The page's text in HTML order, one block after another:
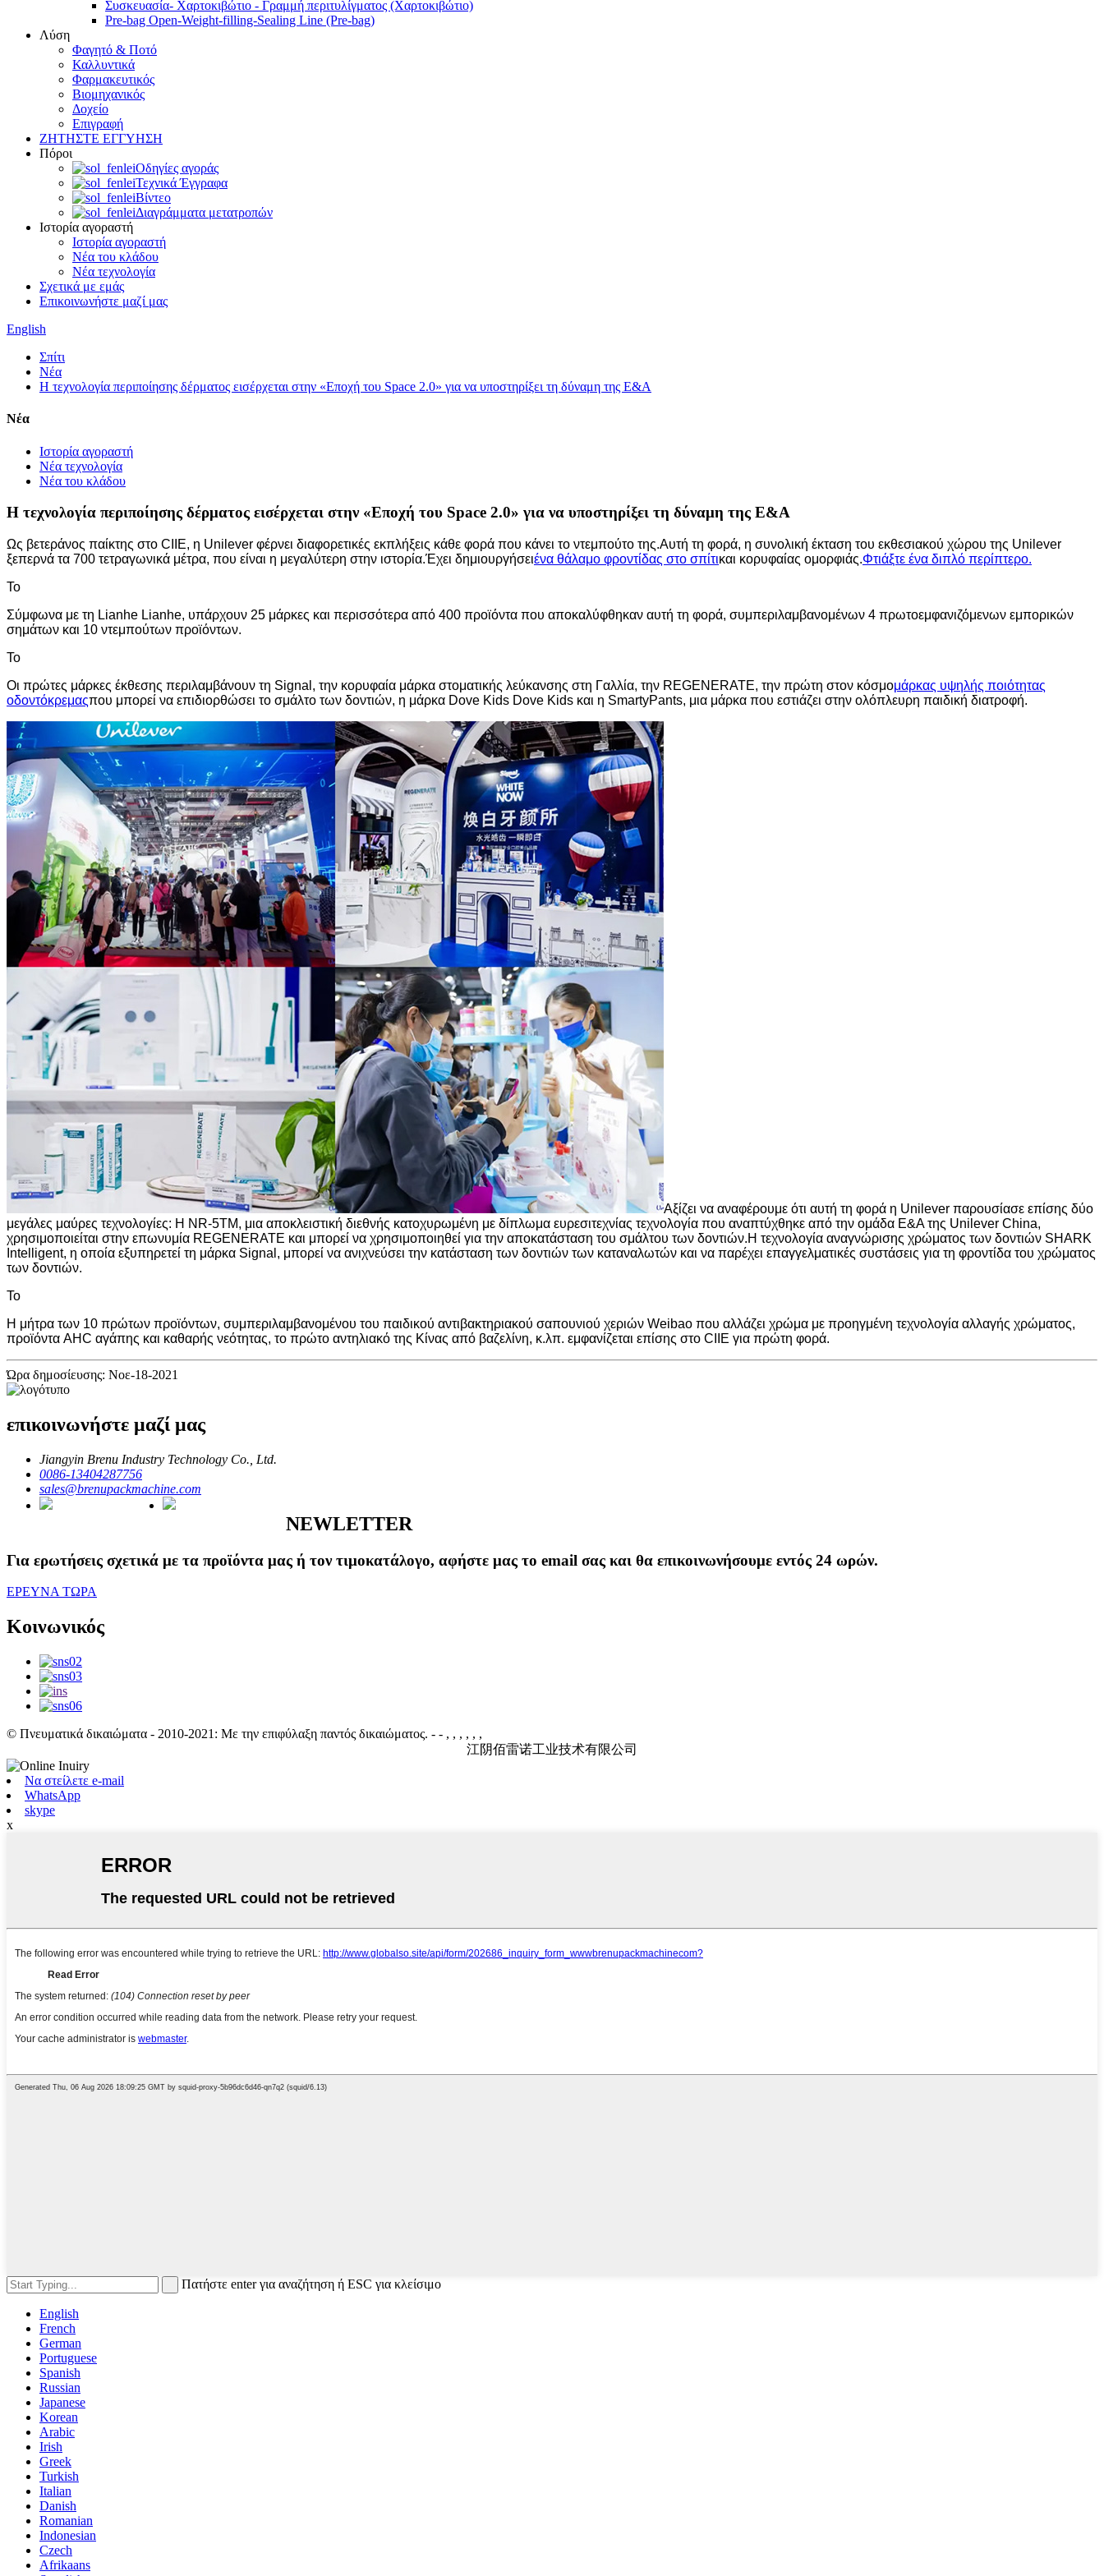
Συσκευασία- Χαρτοκιβώτιο - Γραμμή περιτυλίγματος (Χαρτοκιβώτιο)
Pre-bag Open-Weight-filling-Sealing Line (Pre-bag)
Λύση
Φαγητό & Ποτό
Καλλυντικά
Φαρμακευτικός
Βιομηχανικός
Δοχείο
Επιγραφή
ΖΗΤΗΣΤΕ ΕΓΓΥΗΣΗ
Πόροι
Οδηγίες αγοράς
Τεχνικά Έγγραφα
Βίντεο
Διαγράμματα μετατροπών
Ιστορία αγοραστή
Ιστορία αγοραστή
Νέα του κλάδου
Νέα τεχνολογία
Σχετικά με εμάς
Επικοινωνήστε μαζί μας
English
Σπίτι
Νέα
Η τεχνολογία περιποίησης δέρματος εισέρχεται στην «Εποχή του Space 2.0» για να υποστηρίξει τη δύναμη της Ε&Α
Νέα
Ιστορία αγοραστή
Νέα τεχνολογία
Νέα του κλάδου
Η τεχνολογία περιποίησης δέρματος εισέρχεται στην «Εποχή του Space 2.0» για να υποστηρίξει τη δύναμη της Ε&Α
Ως βετεράνος παίκτης στο CIIE, η Unilever φέρνει διαφορετικές εκπλήξεις κάθε φορά που κάνει το ντεμπούτο της.Αυτή τη φορά, η συνολική έκταση του εκθεσιακού χώρου της Unilever
ξεπερνά τα 700 τετραγωνικά μέτρα, που είναι η μεγαλύτερη στην ιστορία.Έχει δημιουργήσειένα θάλαμο φροντίδας στο σπίτικαι κορυφαίας ομορφιάς.Φτιάξτε ένα διπλό περίπτερο.
To
Σύμφωνα με τη Lianhe Lianhe, υπάρχουν 25 μάρκες και περισσότερα από 400 προϊόντα που αποκαλύφθηκαν αυτή τη φορά, συμπεριλαμβανομένων 4 πρωτοεμφανιζόμενων εμπορικών
σημάτων και 10 ντεμπούτων προϊόντων.
To
Οι πρώτες μάρκες έκθεσης περιλαμβάνουν τη Signal, την κορυφαία μάρκα στοματικής λεύκανσης στη Γαλλία, την REGENERATE, την πρώτη στον κόσμομάρκας υψηλής ποιότητας
οδοντόκρεμαςπου μπορεί να επιδιορθώσει το σμάλτο των δοντιών, η μάρκα Dove Kids Dove Kids και η SmartyPants, μια μάρκα που εστιάζει στην ολόπλευρη παιδική διατροφή.
Αξίζει να αναφέρουμε ότι αυτή τη φορά η Unilever παρουσίασε επίσης δύο
μεγάλες μαύρες τεχνολογίες: Η NR-5TM, μια αποκλειστική διεθνής κατοχυρωμένη με δίπλωμα ευρεσιτεχνίας τεχνολογία που αναπτύχθηκε από την ομάδα Ε&Α της Unilever China,
χρησιμοποιείται στην επωνυμία REGENERATE και μπορεί να χρησιμοποιηθεί για την αποκατάσταση του σμάλτου των δοντιών.Η τεχνολογία αναγνώρισης χρώματος των δοντιών SHARK
Intelligent, η οποία εξυπηρετεί τη μάρκα Signal, μπορεί να ανιχνεύσει την κατάσταση των δοντιών των καταναλωτών και να παρέχει επαγγελματικές συστάσεις για τη φροντίδα του χρώματος
των δοντιών.
To
Η μήτρα των 10 πρώτων προϊόντων, συμπεριλαμβανομένου του παιδικού αντιβακτηριακού σαπουνιού χεριών Weibao που αλλάζει χρώμα με προηγμένη τεχνολογία αλλαγής χρώματος,
προϊόντα AHC αγάπης και καθαρής νεότητας, το πρώτο αντηλιακό της Κίνας από βαζελίνη, κ.λπ. εμφανίζεται επίσης στο CIIE για πρώτη φορά.
Ώρα δημοσίευσης: Νοε-18-2021
επικοινωνήστε μαζί μας
Jiangyin Brenu Industry Technology Co., Ltd.
0086-13404287756
sales@brenupackmachine.com
NEWLETTER
Για ερωτήσεις σχετικά με τα προϊόντα μας ή τον τιμοκατάλογο, αφήστε μας το email σας και θα επικοινωνήσουμε εντός 24 ωρών.
ΕΡΕΥΝΑ ΤΩΡΑ
Κοινωνικός
© Πνευματικά δικαιώματα - 2010-2021: Με την επιφύλαξη παντός δικαιώματος. - - , , , , , ,
江阴佰雷诺工业技术有限公司
Να στείλετε e-mail
WhatsApp
skype
x
Πατήστε enter για αναζήτηση ή ESC για κλείσιμο
English
French
German
Portuguese
Spanish
Russian
Japanese
Korean
Arabic
Irish
Greek
Turkish
Italian
Danish
Romanian
Indonesian
Czech
Afrikaans